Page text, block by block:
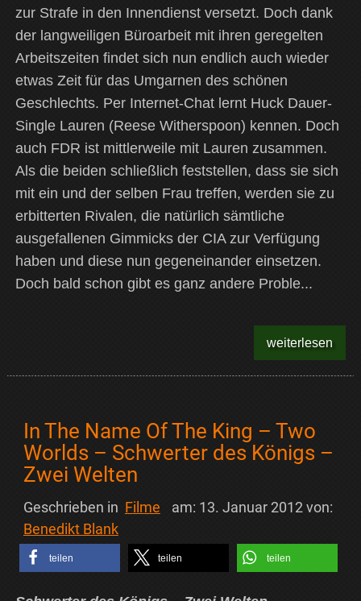
zur Strafe in den Innendienst versetzt. Doch dank
der langweiligen Büroarbeit mit ihren geregelten
Arbeitszeiten findet sich nun endlich auch wieder
etwas Zeit für das Umgarnen des schönen
Geschlechts. Per Internet-Chat lernt Huck Dauer-
Single Lauren (Reese Witherspoon) kennen. Doch
auch FDR ist mittlerweile mit Lauren zusammen.
Als die beiden schließlich feststellen, dass sie sich
mit ein und der selben Frau treffen, werden sie zu
erbitterten Rivalen, die natürlich sämtliche
ausgefallenen Gimmicks der CIA zur Verfügung
haben und diese nun gegeneinander einsetzen.
Doch bald schon gibt es ganz andere Proble...
weiterlesen
In The Name Of The King – Two
Worlds – Schwerter des Königs –
Zwei Welten
Geschrieben in Filme am: 13. Januar 2012von:
Benedikt Blank
teilen teilen teilen